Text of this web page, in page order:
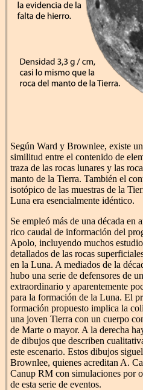
Según Ward y Brownlee, existe
similitud entre el contenido de
traza de las rocas lunares y las
manto de la Tierra. También el
isotópico de las muestras de la
Luna era esencialmente idéntico.
Se empleó más de una década en
rico caudal de información del
Apolo, incluyendo muchos
detallados de las rocas
en la Luna. A mediados de la
hubo una serie de defensores de
extraordinario y aparentemente
para la formación de la Luna. El
formación propuesto implica la
una joven Tierra con un cuerpo
de Marte o mayor. A la derecha
de dibujos que describen
este escenario. Estos dibujos
Brownlee, quienes acreditan A.
Canup RM con simulaciones por
de esta serie de eventos.